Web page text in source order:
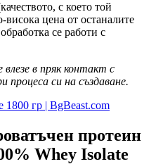
с което той
висока цена от останалите
се работи с
в пряк контакт с
процеса си на създаване.
протеин
Whey Isolate